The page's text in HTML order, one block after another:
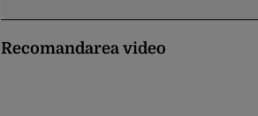
Recomandarea video